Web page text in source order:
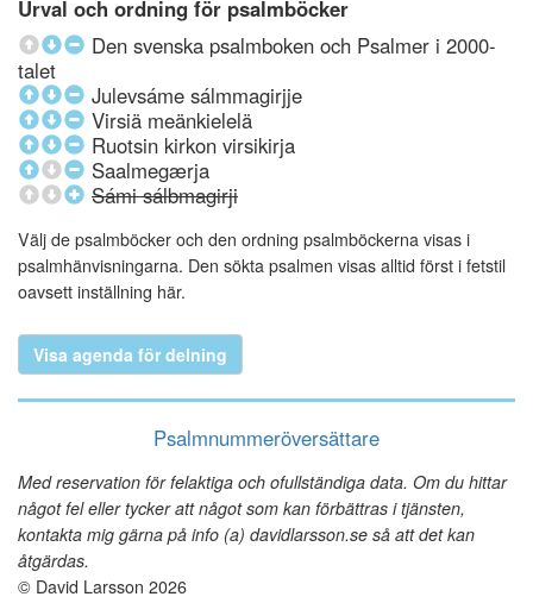
Urval och ordning för psalmböcker
Den svenska psalmboken och Psalmer i 2000-
talet
Julevsáme sálmmagirjje
Virsiä meänkielelä
Ruotsin kirkon virsikirja
Saalmegærja
Sámi sálbmagirji
Välj de psalmböcker och den ordning psalmböckerna visas i
psalmhänvisningarna. Den sökta psalmen visas alltid först i fetstil
oavsett inställning här.
Visa agenda för delning
Psalmnummeröversättare
Med reservation för felaktiga och ofullständiga data. Om du hittar
något fel eller tycker att något som kan förbättras i tjänsten,
kontakta mig gärna på info (a) davidlarsson.se så att det kan
åtgärdas.
© David Larsson 2026